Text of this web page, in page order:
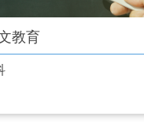
教育